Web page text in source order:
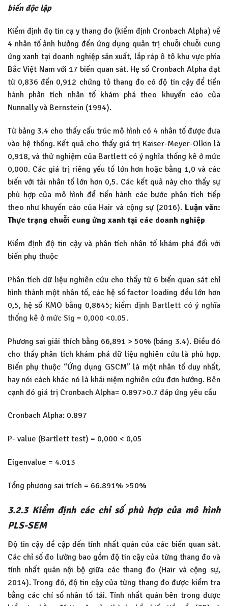
biến độc lập
Kiểm định đọ tin cạ y thang đo (kiểm định Cronbach Alpha) về
4 nhân tố ảnh hưởng đến ứng dụng quản trị chuỗi chuỗi cung
ứng xanh tại doanh nghiệp sản xuất, lắp ráp ô tô khu vực phía
Bắc Việt Nam với 17 biến quan sát. Hẹ số Cronbach Alpha đạt
từ 0,836 đến 0,912 chứng tỏ thang đo có độ tin cậy để tiến
hành phân tích nhân tố khám phá theo khuyến cáo của
Nunnally và Bernstein (1994).
Từ bảng 3.4 cho thấy cấu trúc mô hình có 4 nhân tố được đưa
vào hệ thống. Kết quả cho thấy giá trị Kaiser-Meyer-Olkin là
0,918, và thử nghiệm của Bartlett có ý nghĩa thống kê ở mức
0,000. Các giá trị riêng yếu tố lớn hơn hoặc bằng 1,0 và các
biến với tải nhân tố lớn hơn 0,5. Các kết quả này cho thấy sự
phù hợp của mô hình để tiến hành các bước phân tích tiếp
theo như khuyến cáo của Hair và cộng sự (2016). Luận văn:
Thực trạng chuỗi cung ứng xanh tại các doanh nghiệp
Kiểm định độ tin cậy và phân tích nhân tố khám phá đối với
biến phụ thuộc
Phân tích dữ liệu nghiên cứu cho thấy từ 6 biến quan sát chỉ
hình thành một nhân tố, các hệ số factor loading đều lớn hơn
0,5, hệ số KMO bằng 0,8645; kiểm định Bartlett có ý nghĩa
thống kê ở mức Sig = 0,000 <0.05.
Phương sai giải thích bằng 66,891 > 50% (bảng 3.4). Điều đó
cho thấy phân tích khám phá dữ liệu nghiên cứu là phù hợp.
Biến phụ thuộc “Ứng dụng GSCM” là một nhân tố duy nhất,
hay nói cách khác nó là khái niệm nghiên cứu đơn hướng. Bên
cạnh đó giá trị Cronbach Alpha= 0.897>0.7 đáp ứng yêu cầu
Cronbach Alpha: 0.897
P- value (Bartlett test) = 0,000 < 0,05
Eigenvalue = 4.013
Tổng phương sai trích = 66.891% >50%
3.2.3 Kiểm định các chỉ số phù hợp của mô hình
PLS-SEM
Độ tin cậy đề cập đến tính nhất quán của các biến quan sát.
Các chỉ số đo lường bao gồm độ tin cậy của từng thang đo và
tính nhất quán nội bộ giữa các thang đo (Hair và cộng sự,
2014). Trong đó, độ tin cậy của từng thang đo được kiểm tra
bằng các chỉ số nhân tố tải. Tính nhất quán bên trong được